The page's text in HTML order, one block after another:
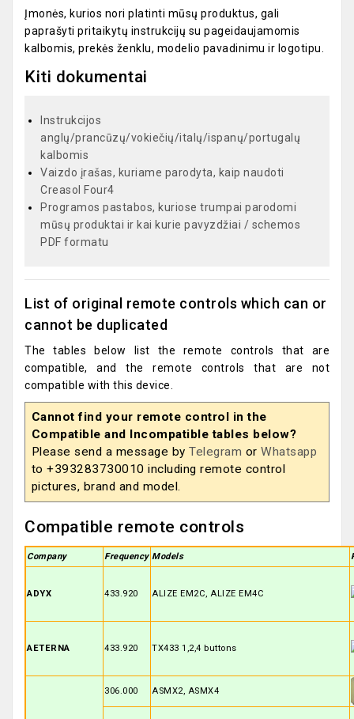
Įmonės, kurios nori platinti mūsų produktus, gali
paprašyti pritaikytų instrukcijų su pageidaujamomis
kalbomis, prekės ženklu, modelio pavadinimu ir logotipu.
Kiti dokumentai
Instrukcijos
anglų/prancūzų/vokiečių/italų/ispanų/portugalų
kalbomis
Vaizdo įrašas, kuriame parodyta, kaip naudoti
Creasol Four4
Programos pastabos, kuriose trumpai parodomi
mūsų produktai ir kai kurie pavyzdžiai / schemos
PDF formatu
List of original remote controls which can or
cannot be duplicated
The tables below list the remote controls that are
compatible, and the remote controls that are not
compatible with this device.
Cannot find your remote control in the
Compatible and Incompatible tables below?
Please send a message byTelegram orWhatsapp
to +393283730010 including remote control
pictures, brand and model.
Compatible remote controls
Company Frequency Models
ADYX 433.920 ALIZE EM2C, ALIZE EM4C
AETERNA 433.920 TX433 1,2,4 buttons
306.000 ASMX2, ASMX4